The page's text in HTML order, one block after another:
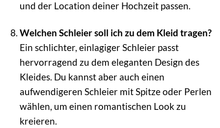
und der Location deiner Hochzeit passen.
Welchen Schleier soll ich zu dem Kleid tragen?
Ein schlichter, einlagiger Schleier passt
hervorragend zu dem eleganten Design des
Kleides. Du kannst aber auch einen
aufwendigeren Schleier mit Spitze oder Perlen
wählen, um einen romantischen Look zu
kreieren.